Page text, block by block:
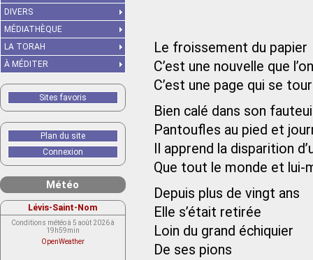
Le froissement du papier
C’est une nouvelle que
C’est une page qui se
Bien calé dans son
Pantoufles au pied et
Il apprend la disparition
Que tout le monde et lui-
Depuis plus de vingt ans
Elle s’était retirée
Loin du grand échiquier
De ses pions
DIVERS
MÉDIATHÈQUE
LA TORAH
À MÉDITER
Sites favoris
Plan du site
Connexion
Météo
Lévis-Saint-Nom
Conditions météo à 5 août 2026 à
19h59min
OpenWeather